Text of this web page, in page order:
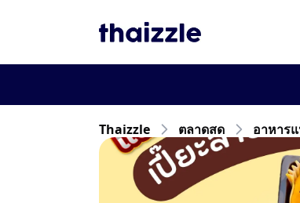
Thaizzle ตลาดสด อาหาร